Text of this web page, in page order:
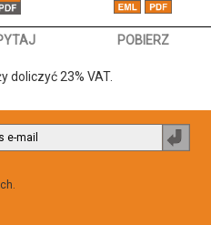
POBIERZ
doliczyć 23% VAT.